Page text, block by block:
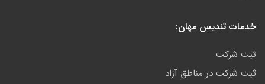
خدمات تندیس مهان:
ثبت شرکت
ثبت شرکت در مناطق آزاد